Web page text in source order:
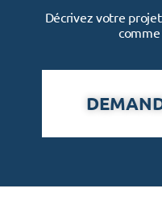
Décrivez votre
comme